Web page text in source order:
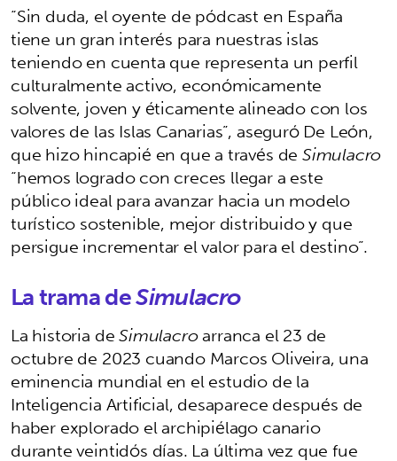
“Sin duda, el oyente de pódcast en España
tiene un gran interés para nuestras islas
teniendo en cuenta que representa un perfil
culturalmente activo, económicamente
solvente, joven y éticamente alineado con los
valores de las Islas Canarias”, aseguró De León,
que hizo hincapié en que a través deSimulacro
“hemos logrado con creces llegar a este
público ideal para avanzar hacia un modelo
turístico sostenible, mejor distribuido y que
persigue incrementar el valor para el destino”.
La trama deSimulacro
La historia deSimulacroarranca el 23 de
octubre de 2023 cuando Marcos Oliveira, una
eminencia mundial en el estudio de la
Inteligencia Artificial, desaparece después de
haber explorado el archipiélago canario
durante veintidós días. La última vez que fue